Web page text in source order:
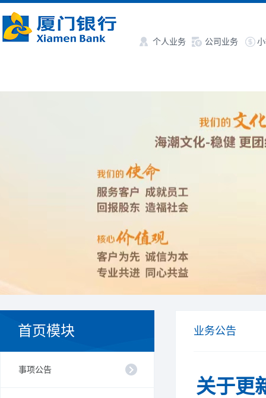
个人业务 公司业务
首页模块
事项公告
业务公告
关于更